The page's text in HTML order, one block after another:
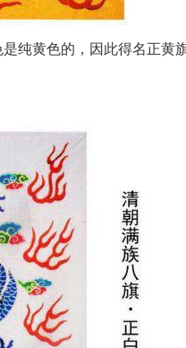
纯黄色的，因此得名正黄